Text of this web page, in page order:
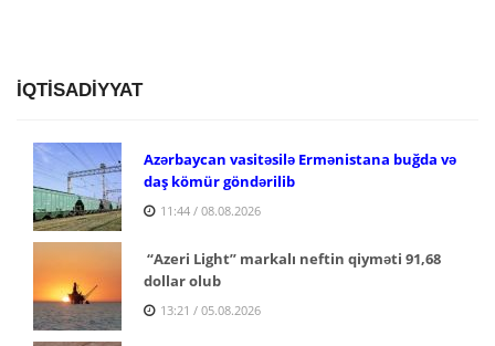
İQTİSADİYYAT
Azərbaycan vasitəsilə Ermənistana buğda və
daş kömür göndərilib
11:44 / 08.08.2026
“Azeri Light” markalı neftin qiyməti 91,68
dollar olub
13:21 / 05.08.2026